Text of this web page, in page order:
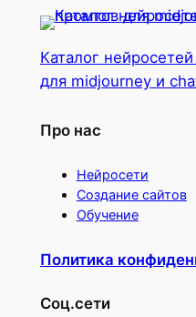
Каталог
для midjourney и
Про нас
Нейросети
Создание сайтов
Обучение
Политика
Соц.сети